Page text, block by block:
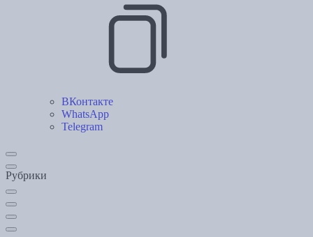
ВКонтакте
WhatsApp
Telegram
Рубрики